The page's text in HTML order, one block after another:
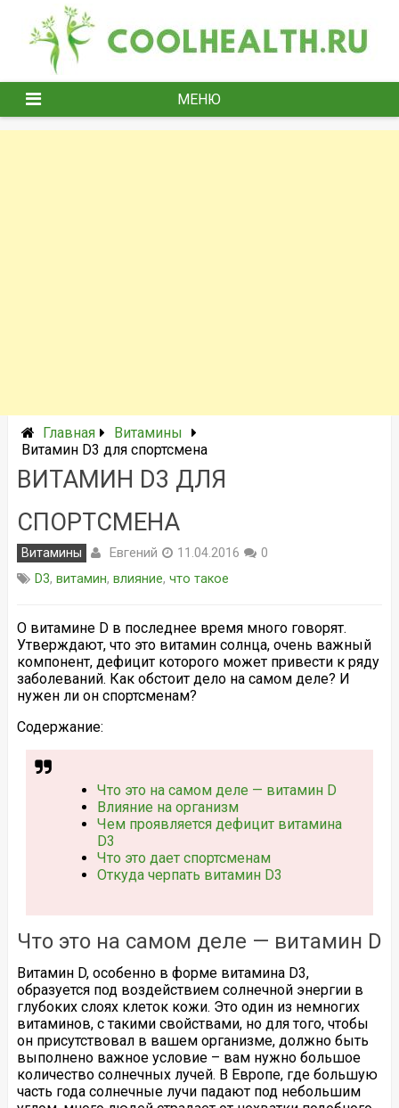
содержимому
МЕНЮ
Главная
Витамины
Витамин D3 для спортсмена
ВИТАМИН D3 ДЛЯ
СПОРТСМЕНА
Витамины Евгений 11.04.2016
0
D3, витамин, влияние, что такое
О витамине D в последнее время много говорят.
Утверждают, что это витамин солнца, очень важный
компонент, дефицит которого может привести к ряду
заболеваний. Как обстоит дело на самом деле? И
нужен ли он спортсменам?
Содержание:
Что это на самом деле — витамин D
Влияние на организм
Чем проявляется дефицит витамина
D3
Что это дает спортсменам
Откуда черпать витамин D3
Что это на самом деле — витамин D
Витамин D, особенно в форме витамина D3,
образуется под воздействием солнечной энергии в
глубоких слоях клеток кожи. Это один из немногих
витаминов, с такими свойствами, но для того, чтобы
он присутствовал в вашем организме, должно быть
выполнено важное условие – вам нужно большое
количество солнечных лучей. В Европе, где большую
часть года солнечные лучи падают под небольшим